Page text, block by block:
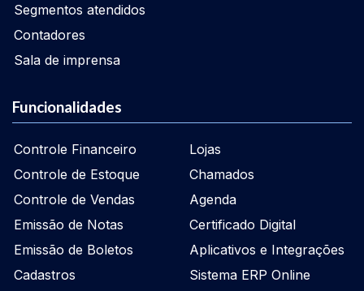
Segmentos atendidos
Contadores
Sala de imprensa
Funcionalidades
Controle Financeiro
Controle de Estoque
Controle de Vendas
Emissão de Notas
Emissão de Boletos
Cadastros
Lojas
Chamados
Agenda
Certificado Digital
Aplicativos e Integrações
Sistema ERP Online